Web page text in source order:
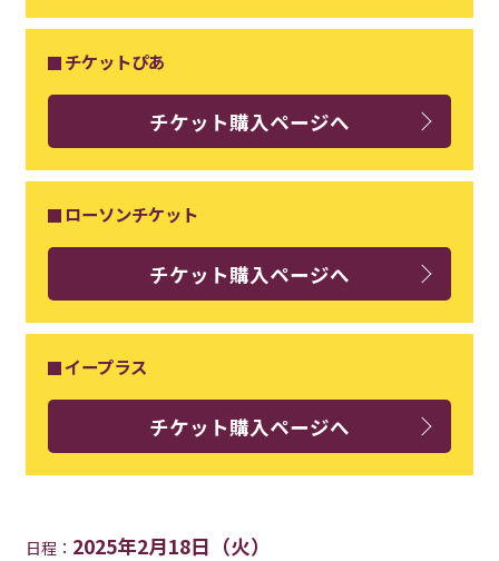
チケットぴあ
チケット購入ページへ
ローソンチケット
チケット購入ページへ
イープラス
チケット購入ページへ
日程： 2025年2月18日（火）